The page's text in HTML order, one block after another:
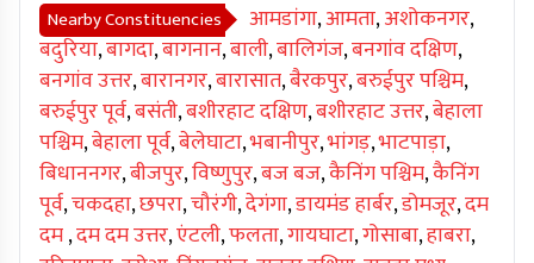
Nearby Constituencies आमडांगा,आमता,अशोकनगर,
बदुरिया,बागदा,बागनान,बाली,बालिगंज,बनगांव दक्षिण,
बनगांव उत्तर,बारानगर,बारासात,बैरकपुर,बरुईपुर पश्चिम,
बरुईपुर पूर्व,बसंती,बशीरहाट दक्षिण,बशीरहाट उत्तर,बेहाला
पश्चिम,बेहाला पूर्व,बेलेघाटा,भबानीपुर,भांगड़,भाटपाड़ा,
बिधाननगर,बीजपुर,विष्णुपुर,बज बज,कैनिंग पश्चिम,कैनिंग
पूर्व,चकदहा,छपरा,चौरंगी,देगंगा,डायमंड हार्बर,डोमजूर,दम
दम,दम दम उत्तर,एंटली,फलता,गायघाटा,गोसाबा,हाबरा,